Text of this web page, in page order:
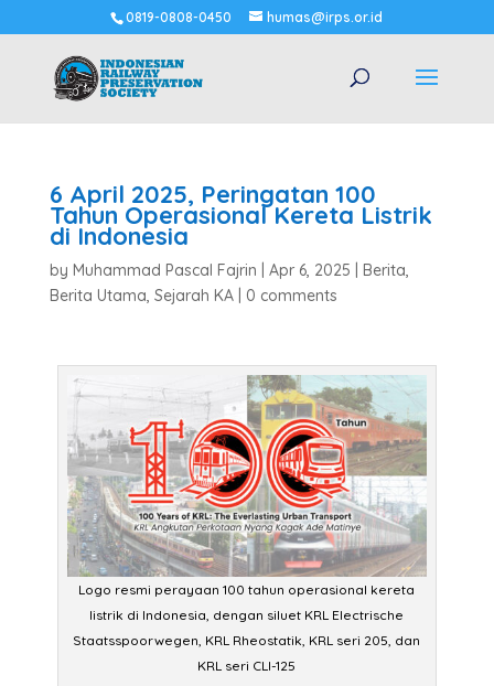
0819-0808-0450 humas@irps.or.id
6 April 2025, Peringatan 100
Tahun Operasional Kereta Listrik
di Indonesia
by Muhammad Pascal Fajrin Apr 6, 2025 Berita,
Berita Utama, Sejarah KA| 0 comments
Logo resmi perayaan 100 tahun operasional kereta
listrik di Indonesia, dengan siluet KRL Electrische
Staatsspoorwegen, KRL Rheostatik, KRL seri 205, dan
KRL seri CLI-125